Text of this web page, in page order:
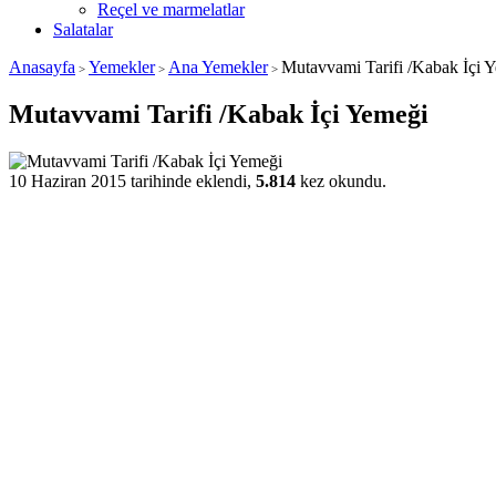
Reçel ve marmelatlar
Salatalar
Anasayfa > Yemekler> Ana Yemekler> Mutavvami Tarifi /Kabak İçi
Mutavvami Tarifi /Kabak İçi Yemeği
10 Haziran 2015 tarihinde eklendi, 5.814 kez okundu.